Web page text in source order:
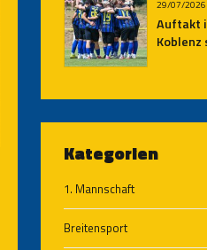
29/07/2026
Auftakt
Kategorien
1. Mannschaft
Breitensport